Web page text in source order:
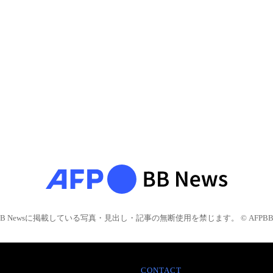
Newsに掲載している写真・見出し・記事の無断使用を禁じます。 © AFPBB
CONTACT